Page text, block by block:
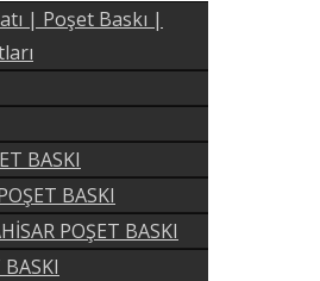
| Poşet Baskı |
BASKI
BASKI
POŞET BASKI